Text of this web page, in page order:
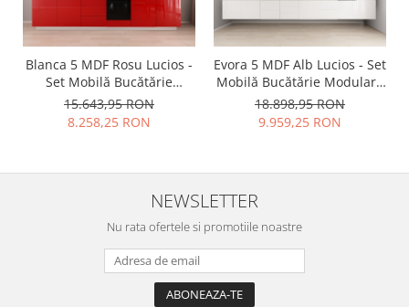
Blanca 5 MDF Rosu Lucios -
Set Mobilă Bucătărie
Modulară Modernă MDF
3.6m Premium
Configurabilă deschidere
15.643,95 RON
8.258,25 RON
Evora 5 MDF Alb Lucios - Set
Mobilă Bucătărie Modulară
Modernă MDF 4.8m
Premium Configurabilă
Deschidere Prin Apăsare
18.898,95 RON
9.959,25 RON
NEWSLETTER
Nu rata ofertele si promotiile noastre